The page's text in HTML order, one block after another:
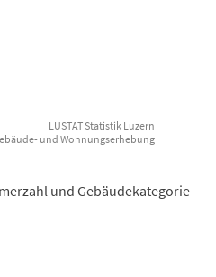
LUSTAT Statistik Luzern
und Wohnungserhebung
und Gebäudekategorie